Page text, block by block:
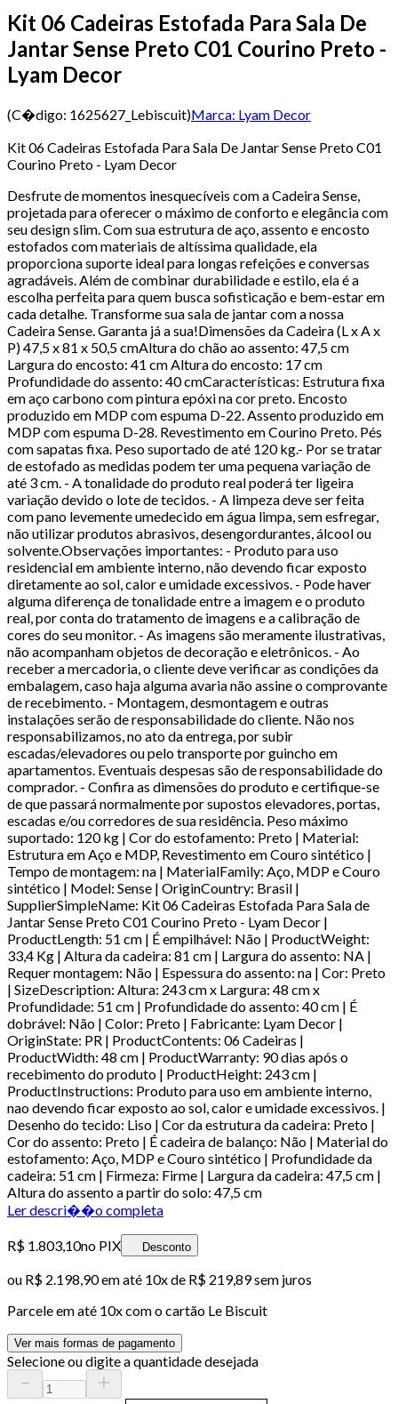
Kit 06 Cadeiras Estofada Para Sala De
Jantar Sense Preto C01 Courino Preto -
Lyam Decor
(C�digo: 1625627_Lebiscuit)Marca: Lyam Decor
Kit 06 Cadeiras Estofada Para Sala De Jantar Sense Preto C01
Courino Preto - Lyam Decor
Desfrute de momentos inesquecíveis com a Cadeira Sense,
projetada para oferecer o máximo de conforto e elegância com
seu design slim. Com sua estrutura de aço, assento e encosto
estofados com materiais de altíssima qualidade, ela
proporciona suporte ideal para longas refeições e conversas
agradáveis. Além de combinar durabilidade e estilo, ela é a
escolha perfeita para quem busca sofisticação e bem-estar em
cada detalhe. Transforme sua sala de jantar com a nossa
Cadeira Sense. Garanta já a sua!Dimensões da Cadeira (L x A x
P) 47,5 x 81 x 50,5 cmAltura do chão ao assento: 47,5 cm
Largura do encosto: 41 cm Altura do encosto: 17 cm
Profundidade do assento: 40 cmCaracterísticas: Estrutura fixa
em aço carbono com pintura epóxi na cor preto. Encosto
produzido em MDP com espuma D-22. Assento produzido em
MDP com espuma D-28. Revestimento em Courino Preto. Pés
com sapatas fixa. Peso suportado de até 120 kg.- Por se tratar
de estofado as medidas podem ter uma pequena variação de
até 3 cm. - A tonalidade do produto real poderá ter ligeira
variação devido o lote de tecidos. - A limpeza deve ser feita
com pano levemente umedecido em água limpa, sem esfregar,
não utilizar produtos abrasivos, desengordurantes, álcool ou
solvente.Observações importantes: - Produto para uso
residencial em ambiente interno, não devendo ficar exposto
diretamente ao sol, calor e umidade excessivos. - Pode haver
alguma diferença de tonalidade entre a imagem e o produto
real, por conta do tratamento de imagens e a calibração de
cores do seu monitor. - As imagens são meramente ilustrativas,
não acompanham objetos de decoração e eletrônicos. - Ao
receber a mercadoria, o cliente deve verificar as condições da
embalagem, caso haja alguma avaria não assine o comprovante
de recebimento. - Montagem, desmontagem e outras
instalações serão de responsabilidade do cliente. Não nos
responsabilizamos, no ato da entrega, por subir
escadas/elevadores ou pelo transporte por guincho em
apartamentos. Eventuais despesas são de responsabilidade do
comprador. - Confira as dimensões do produto e certifique-se
de que passará normalmente por supostos elevadores, portas,
escadas e/ou corredores de sua residência. Peso máximo
suportado: 120 kg | Cor do estofamento: Preto | Material:
Estrutura em Aço e MDP, Revestimento em Couro sintético |
Tempo de montagem: na | MaterialFamily: Aço, MDP e Couro
sintético | Model: Sense | OriginCountry: Brasil |
SupplierSimpleName: Kit 06 Cadeiras Estofada Para Sala de
Jantar Sense Preto C01 Courino Preto - Lyam Decor |
ProductLength: 51 cm | É empilhável: Não | ProductWeight:
33,4 Kg | Altura da cadeira: 81 cm | Largura do assento: NA |
Requer montagem: Não | Espessura do assento: na | Cor: Preto
| SizeDescription: Altura: 243 cm x Largura: 48 cm x
Profundidade: 51 cm | Profundidade do assento: 40 cm | É
dobrável: Não | Color: Preto | Fabricante: Lyam Decor |
OriginState: PR | ProductContents: 06 Cadeiras |
ProductWidth: 48 cm | ProductWarranty: 90 dias após o
recebimento do produto | ProductHeight: 243 cm |
ProductInstructions: Produto para uso em ambiente interno,
nao devendo ficar exposto ao sol, calor e umidade excessivos. |
Desenho do tecido: Liso | Cor da estrutura da cadeira: Preto |
Cor do assento: Preto | É cadeira de balanço: Não | Material do
estofamento: Aço, MDP e Couro sintético | Profundidade da
cadeira: 51 cm | Firmeza: Firme | Largura da cadeira: 47,5 cm |
Altura do assento a partir do solo: 47,5 cm
Ler descri��o completa
R$ 1.803,10no PIX Desconto
ou R$ 2.198,90em até 10x de R$ 219,89 sem juros
Parcele em até 10x com o cartão Le Biscuit
Ver mais formas de pagamento
Selecione ou digite a quantidade desejada